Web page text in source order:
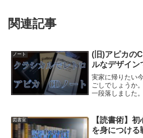
関連記事
ノート
(旧)アピカの
ルなデザイン
実家に帰りたい
ごしでしょうか
一段落しました
もノートがある
がアピカのCDノ
図書室
【読書術】
を身につける